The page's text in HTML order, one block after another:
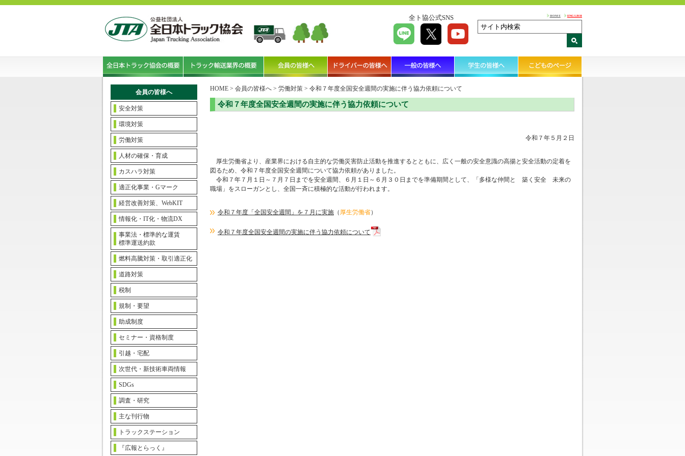
全ト協公式SNS HOME ENGLISH
会員の皆様へ
安全対策
環境対策
労働対策
人材の確保・育成
カスハラ対策
適正化事業・Gマーク
経営改善対策、WebKIT
情報化・IT化・物流DX
事業法・標準的な運賃
標準運送約款
燃料高騰対策・取引適正化
道路対策
税制
規制・要望
助成制度
セミナー・資格制度
引越・宅配
次世代・新技術車両情報
SDGs
調査・研究
主な刊行物
トラックステーション
『広報とらっく』
HOME > 会員の皆様へ > 労働対策 > 令和７年度全国安全週間の実施に伴う協力依頼について
令和７年度全国安全週間の実施に伴う協力依頼について
令和７年５月２日
厚生労働省より、産業界における自主的な労働災害防止活動を推進するとともに、広く一般の安全意識の高揚と安全活動の定着を
図るため、令和７年度全国安全週間について協力依頼がありました。
令和７年７月１日～７月７日までを安全週間、６月１日～６月３０日までを準備期間として、「多様な仲間と 築く安全 未来の
職場」をスローガンとし、全国一斉に積極的な活動が行われます。
令和７年度「全国安全週間」を７月に実施 （ 厚生労働省）
令和７年度全国安全週間の実施に伴う協力依頼について